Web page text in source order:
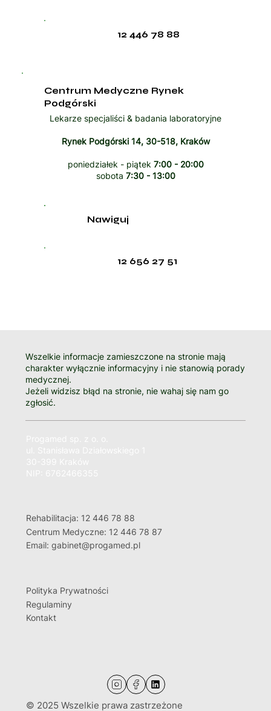
12 446 78 88
Centrum Medyczne Rynek
Podgórski
Lekarze specjaliści & badania laboratoryjne
Rynek Podgórski 14, 30-518, Kraków
poniedziałek - piątek 7:00 - 20:00
sobota 7:30 - 13:00
12 656 27 51
Nawiguj
Wszelkie informacje zamieszczone na stronie mają
charakter wyłącznie informacyjny i nie stanowią porady
medycznej.
Jeżeli widzisz błąd na stronie, nie wahaj się nam go
zgłosić.
Rehabilitacja: 12 446 78 88
Centrum Medyczne: 12 446 78 87
Email: gabinet@progamed.pl
© 2025 Wszelkie prawa zastrzeżone
Polityka Prywatności
Regulaminy
Kontakt